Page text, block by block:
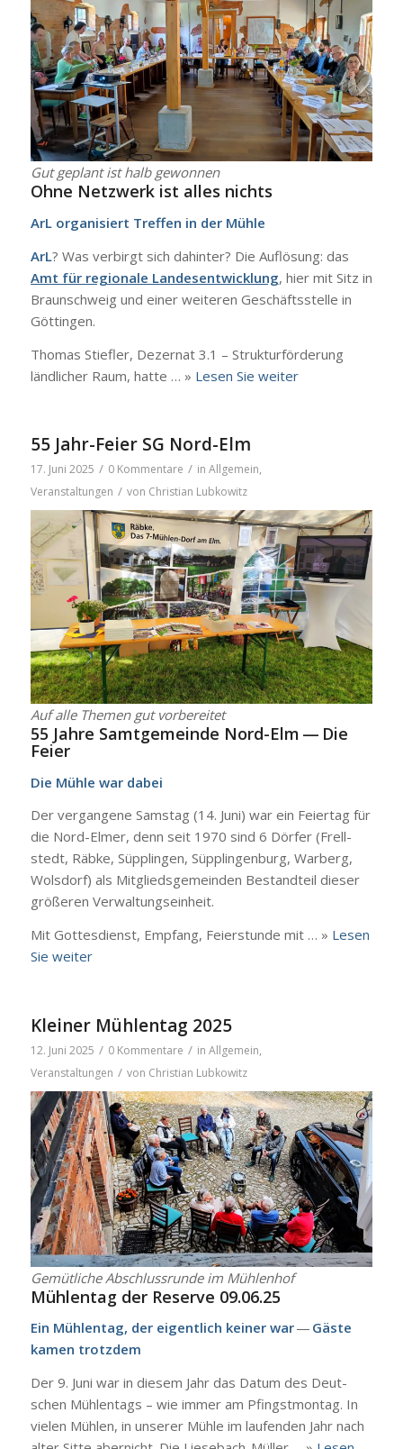
Gut geplant ist halb gewon­nen
Ohne Netz­werk ist alles nichts
ArL orga­ni­siert Tref­fen in der Müh­le
ArL? Was ver­birgt sich dahin­ter? Die Auf­lö­sung: das
Amt für regio­na­le Lan­des­ent­wick­lung, hier mit Sitz in
Braun­schweig und einer wei­te­ren Geschäfts­stel­le in
Göt­tin­gen.
Tho­mas Stief­ler, Dezer­nat 3.1 – Struk­tur­för­de­rung
länd­li­cher Raum, hat­te … » Lesen Sie wei­ter
55 Jahr-Feier SG Nord-Elm
17. Juni 2025 / 0 Kommentare / in Allgemein,
Veranstaltungen / von Christian Lubkowitz
Auf alle The­men gut vor­be­rei­tet
55 Jah­re Samt­ge­mein­de Nord-Elm — Die
Fei­er
Die Müh­le war dabei
Der ver­gan­ge­ne Sams­tag (14. Juni) war ein Fei­er­tag für
die Nord-Elmer, denn seit 1970 sind 6 Dör­fer (Frell­
stedt, Räb­ke, Süpp­lin­gen, Süpp­lin­gen­burg, War­berg,
Wols­dorf) als Mit­glieds­ge­mein­den Bestand­teil die­ser
grö­ße­ren Ver­wal­tungs­ein­heit.
Mit Got­tes­dienst, Emp­fang, Fei­er­stun­de mit … » Lesen
Sie wei­ter
Kleiner Mühlentag 2025
12. Juni 2025 / 0 Kommentare / in Allgemein,
Veranstaltungen / von Christian Lubkowitz
Gemüt­li­che Abschluss­run­de im Müh­len­hof
Müh­len­tag der Reser­ve 09.06.25
Ein Müh­len­tag, der eigent­lich kei­ner war— Gäs­te
kamen trotz­dem
Der 9. Juni war in die­sem Jahr das Datum des Deut­
schen Müh­len­tags – wie immer am Pfingst­mon­tag. In
vie­len Müh­len, in unse­rer Müh­le im lau­fen­den Jahr nach